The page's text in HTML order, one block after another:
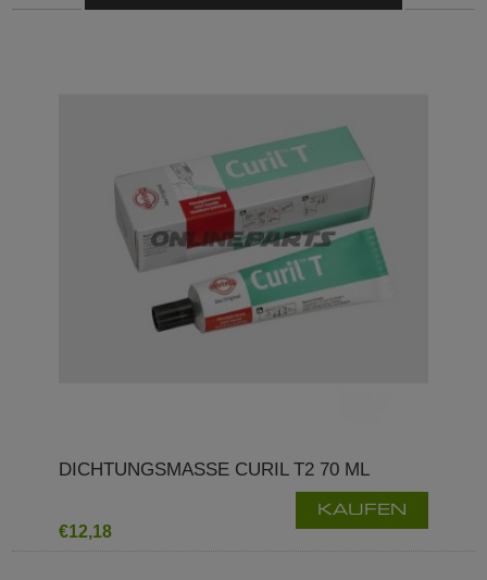
DICHTUNGSMASSE CURIL T2 70 ML
€12,18
KAUFEN